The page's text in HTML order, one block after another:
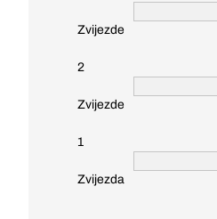
Zvijezde
2
Zvijezde
1
Zvijezda